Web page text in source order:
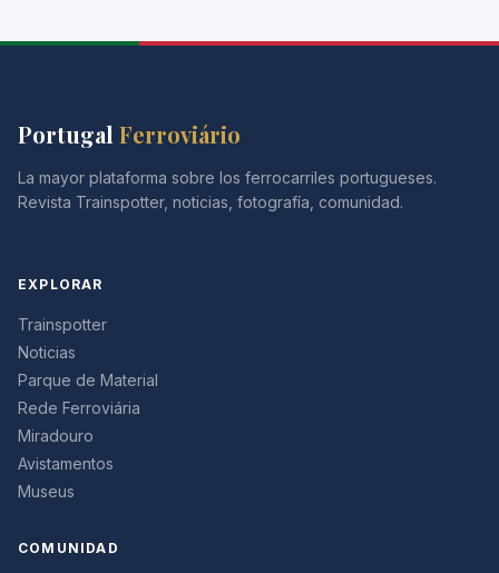
Portugal Ferroviário
La mayor plataforma sobre los ferrocarriles portugueses.
Revista Trainspotter, noticias, fotografía, comunidad.
EXPLORAR
Trainspotter
Noticias
Parque de Material
Rede Ferroviária
Miradouro
Avistamentos
Museus
COMUNIDAD